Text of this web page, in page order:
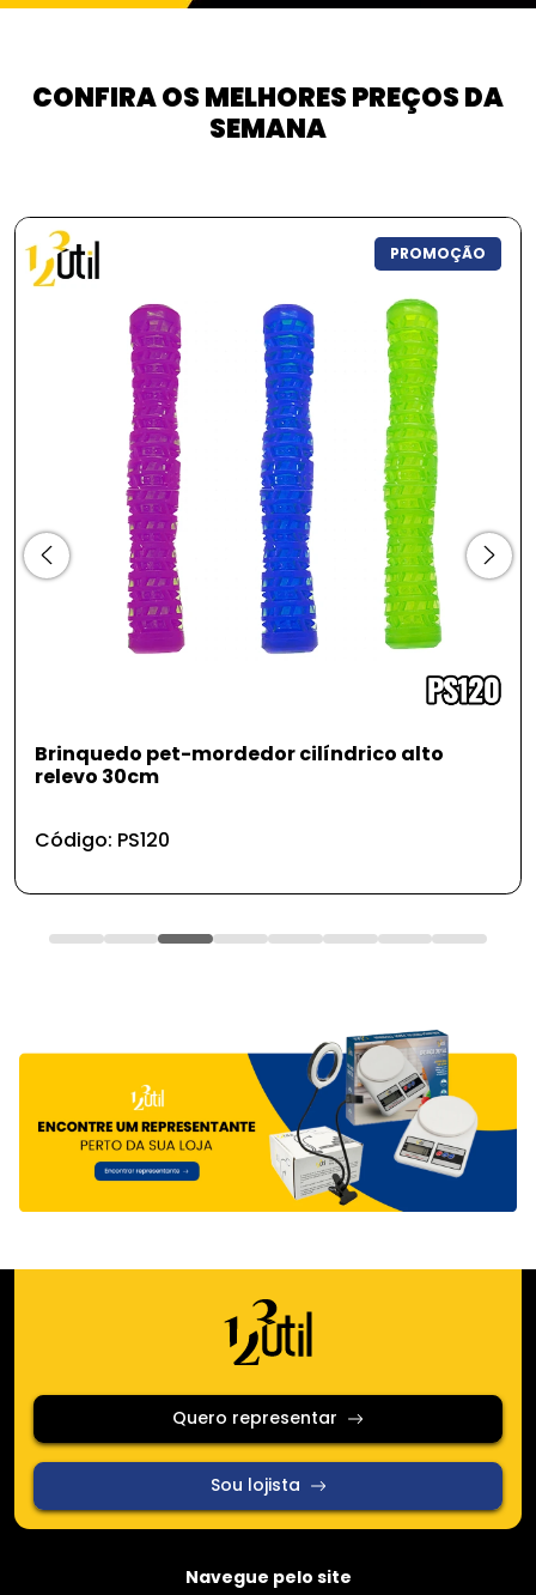
CONFIRA OS MELHORES PREÇOS DA
SEMANA
PROMOÇÃO
Brinquedo pet-mordedor cilíndrico alto
relevo 30cm
Código: PS120
Quero representar
Sou lojista
Navegue pelo site